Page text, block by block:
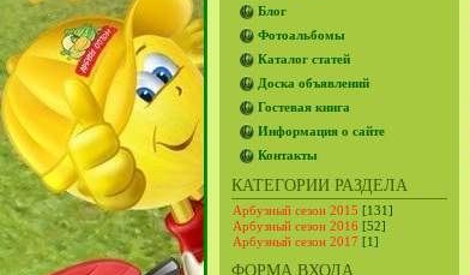
Блог
Фотоальбомы
Каталог статей
Доска объявлений
Гостевая книга
Информация о сайте
Контакты
КАТЕГОРИИ РАЗДЕЛА
Арбузный сезон 2015 [131]
Арбузный сезон 2016 [52]
Арбузный сезон 2017 [1]
ФОРМА ВХОДА